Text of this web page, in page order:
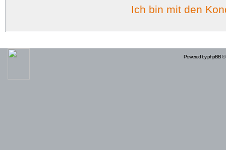
Ich bin mit den
Powered byphpBB©